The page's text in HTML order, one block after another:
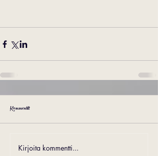
Kommentit
Kirjoita kommentti...